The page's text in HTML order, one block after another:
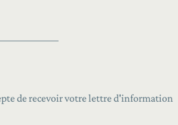
de recevoir votre lettre d'information